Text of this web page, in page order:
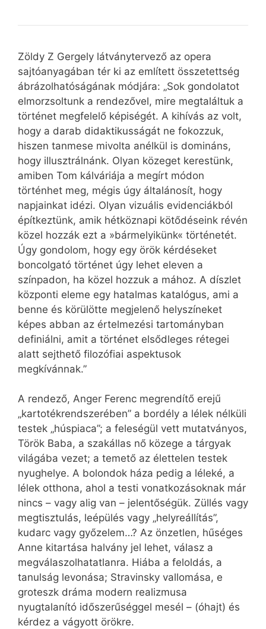
Zöldy Z Gergely látványtervező az opera
sajtóanyagában tér ki az említett összetettség
ábrázolhatóságának módjára: „Sok gondolatot
elmorzsoltunk a rendezővel, mire megtaláltuk a
történet megfelelő képiségét. A kihívás az volt,
hogy a darab didaktikusságát ne fokozzuk,
hiszen tanmese mivolta anélkül is domináns,
hogy illusztrálnánk. Olyan közeget kerestünk,
amiben Tom kálváriája a megírt módon
történhet meg, mégis úgy általánosít, hogy
napjainkat idézi. Olyan vizuális evidenciákból
építkeztünk, amik hétköznapi kötődéseink révén
közel hozzák ezt a »bármelyikünk« történetét.
Úgy gondolom, hogy egy örök kérdéseket
boncolgató történet úgy lehet eleven a
színpadon, ha közel hozzuk a mához. A díszlet
központi eleme egy hatalmas katalógus, ami a
benne és körülötte megjelenő helyszíneket
képes abban az értelmezési tartományban
definiálni, amit a történet elsődleges rétegei
alatt sejthető filozófiai aspektusok
megkívánnak.”
A rendező, Anger Ferenc megrendítő erejű
„kartotékrendszerében” a bordély a lélek nélküli
testek „húspiaca”; a feleségül vett mutatványos,
Török Baba, a szakállas nő közege a tárgyak
világába vezet; a temető az élettelen testek
nyughelye. A bolondok háza pedig a léleké, a
lélek otthona, ahol a testi vonatkozásoknak már
nincs – vagy alig van – jelentőségük. Züllés vagy
megtisztulás, leépülés vagy „helyreállítás”,
kudarc vagy győzelem…? Az önzetlen, hűséges
Anne kitartása halvány jel lehet, válasz a
megválaszolhatatlanra. Hiába a feloldás, a
tanulság levonása; Stravinsky vallomása, e
groteszk dráma modern realizmusa
nyugtalanító időszerűséggel mesél – (óhajt) és
kérdez a vágyott örökre.